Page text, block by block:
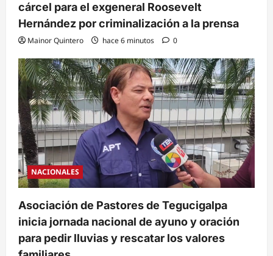
cárcel para el exgeneral Roosevelt
Hernández por criminalización a la prensa
Mainor Quintero hace 6 minutos 0
NACIONALES
Asociación de Pastores de Tegucigalpa
inicia jornada nacional de ayuno y oración
para pedir lluvias y rescatar los valores